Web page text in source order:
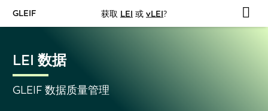
GLEIF 获取 LEI 或 vLEI?
LEI 数据
GLEIF 数据质量管理